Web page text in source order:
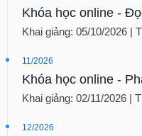
Khóa học online -
Khai giảng: 05/10/2026 |
11/2026
Khóa học online -
Khai giảng: 02/11/2026 |
12/2026